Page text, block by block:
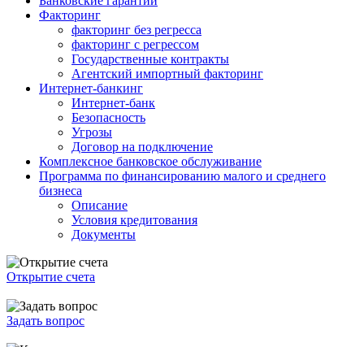
Факторинг
факторинг без регресса
факторинг с регрессом
Государственные контракты
Агентский импортный факторинг
Интернет-банкинг
Интернет-банк
Безопасность
Угрозы
Договор на подключение
Комплексное банковское обслуживание
Программа по финансированию малого и среднего
бизнеса
Описание
Условия кредитования
Документы
Открытие счета
Задать вопрос